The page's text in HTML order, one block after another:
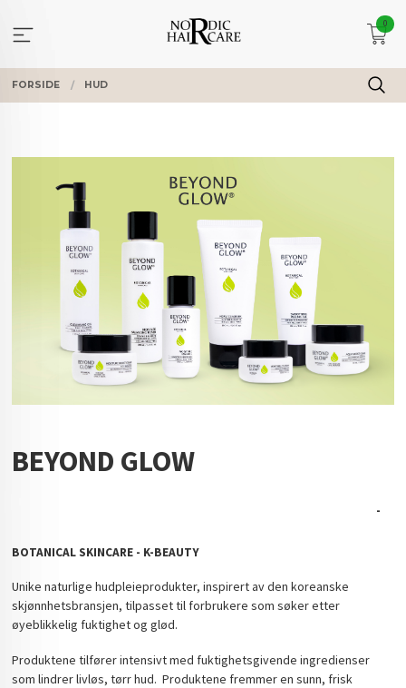
innholdet
0
FORSIDE HUD
BEYOND GLOW
-
BOTANICAL SKINCARE - K-BEAUTY
Unike naturlige hudpleieprodukter, inspirert av den koreanske
skjønnhetsbransjen, tilpasset til forbrukere som søker etter
øyeblikkelig fuktighet og glød.
Produktene tilfører intensivt med fuktighetsgivende ingredienser
som lindrer livløs, tørr hud. Produktene fremmer en sunn, frisk